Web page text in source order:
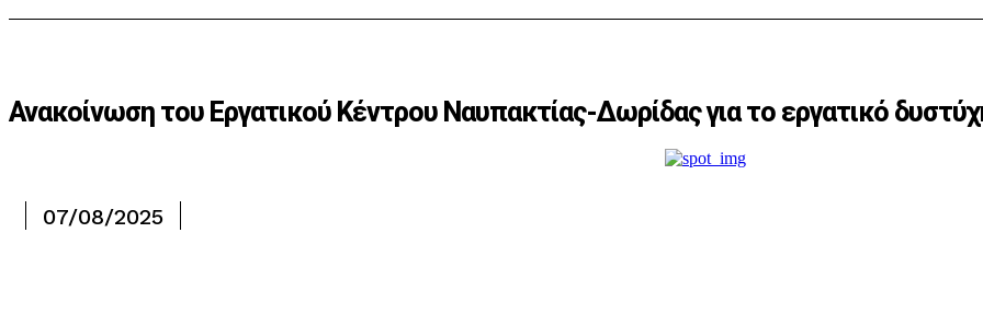
Ανακοίνωση του Εργατικού Κέντρου Ναυπακτίας-Δωρίδας για το εργατικό
07/08/2025